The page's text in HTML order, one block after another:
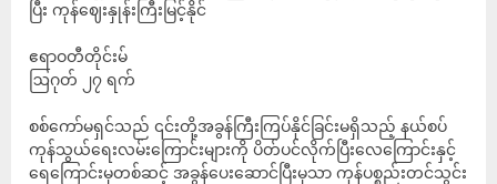
ပြီး ကုန်ဈေးနှုန်းကြီးမြင့်နိုင်
ဧရာဝတီတိုင်းမ်
ဩဂုတ် ၂၇ ရက်
စစ်ကော်မရှင်သည် ၎င်းတို့အခွန်ကြီးကြပ်နိုင်ခြင်းမရှိသည့် နယ်စပ်
ကုန်သွယ်ရေးလမ်းကြောင်းများကို ပိတ်ပင်လိုက်ပြီးလေကြောင်းနှင့်
ရေကြောင်းမှတစ်ဆင့် အခွန်ပေးဆောင်ပြီးမှသာ ကုန်ပစ္စည်းတင်သွင်း